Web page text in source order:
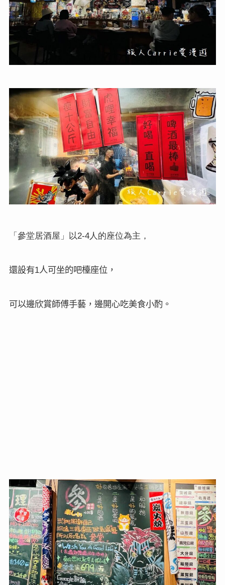
「參堂居酒屋」以2-4人的座位為主，
還設有1人可坐的吧檯座位，
可以邊欣賞師傅手藝，邊開心吃美食小酌。